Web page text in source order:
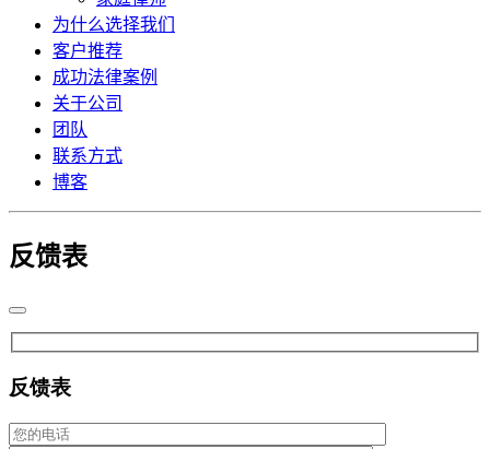
为什么选择我们
客户推荐
成功法律案例
关于公司
团队
联系方式
博客
反馈表
反馈表